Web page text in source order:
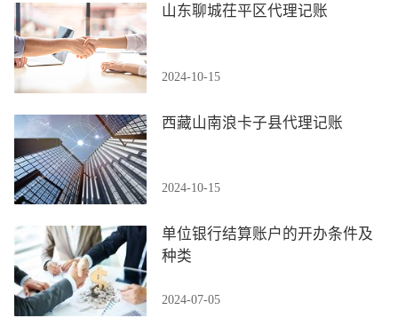
山东聊城茌平区代理记账
2024-10-15
西藏山南浪卡子县代理记账
2024-10-15
单位银行结算账户的开办条件及
种类
2024-07-05